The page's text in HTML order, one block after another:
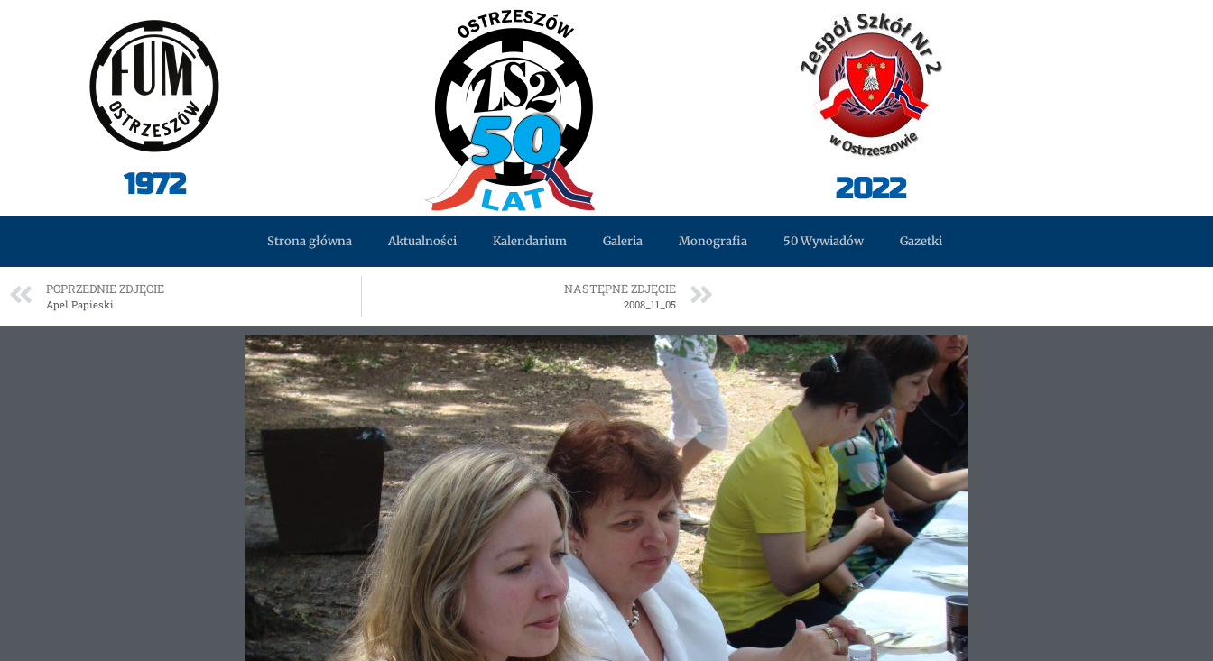
1972 2022
Strona główna Aktualności Kalendarium Galeria Monografia 50 Wywiadów Gazetki
POPRZEDNIE ZDJĘCIE
Apel Papieski
NASTĘPNE ZDJĘCIE
2008_11_05